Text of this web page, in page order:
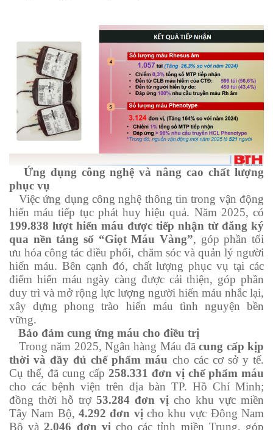
Ứng dụng công nghệ và nâng cao chất lượng
phục vụ
Việc ứng dụng công nghệ thông tin trong vận động
hiến máu tiếp tục phát huy hiệu quả. Năm 2025, có
199.838 lượt hiến máu được tiếp nhận từ đăng ký
qua nền tảng số “Giọt Máu Vàng”, góp phần tối
ưu hóa công tác điều phối, chăm sóc và quản lý người
hiến máu. Bên cạnh đó, chất lượng phục vụ tại các
điểm hiến máu ngày càng được cải thiện, góp phần
duy trì và mở rộng lực lượng người hiến máu nhắc lại,
xây dựng phong trào hiến máu tình nguyện bền
vững.
Bảo đảm cung ứng máu cho điều trị
Trong năm 2025, Ngân hàng Máu đãcung cấp kịp
thời và đầy đủ chế phẩm máu cho các cơ sở y tế.
Cụ thể, đã cung cấp 258.331 đơn vị chế phẩm máu
cho các bệnh viện trên địa bàn TP. Hồ Chí Minh;
đồng thời hỗ trợ 53.284 đơn vị cho khu vực miền
Tây Nam Bộ, 4.292 đơn vị cho khu vực Đông Nam
Bộ và2.046 đơn vị cho các tỉnh miền Trung, góp